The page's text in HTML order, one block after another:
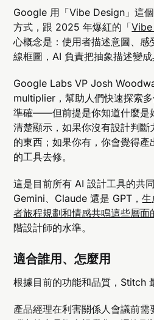
Google 用「Vibe Design」這
方式，跟 2025 年爆紅的「
心概念是：使用者描述意圖、
線框圖，AI 負責把抽象描述變成
Google Labs VP Josh
multiplier，幫助人們快速探索
準確——但前提是你知道什麼是
清楚顯示，如果你沒有設計判
的東西；如果你有，你會覺得
的工具去修。
這是目前所有 AI 設計工具的共
Gemini、Claude 還是 GPT，生
者旅程規劃和情感共鳴這些層面
階設計師的水準。
適合誰用、怎麼用
根據目前的功能和品質，Stitch
產品經理在利害關係人會議前